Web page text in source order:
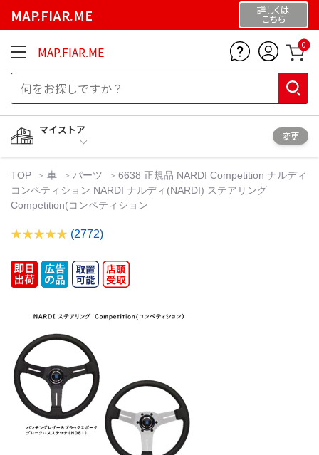
MAP.FIAR.ME 詳しくは
こちら
MAP.FIAR.ME 0
マイストア
変更
TOP 車 パーツ
6638 正規品 NARDI Competition ナルディ
コンペティション NARDI ナルディ(NARDI) ステアリング
Competition(コンペティション
(2772)